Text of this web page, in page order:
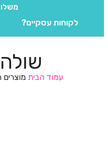
לקוחות עסקיים?
עמוד הבית מוצרים